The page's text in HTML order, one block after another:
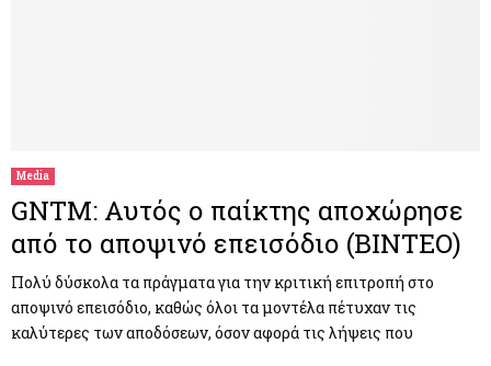
Media
GNTM: Αυτός ο παίκτης αποχώρησε
από το αποψινό επεισόδιο (ΒΙΝΤΕΟ)
Πολύ δύσκολα τα πράγματα για την κριτική επιτροπή στο
αποψινό επεισόδιο, καθώς όλοι τα μοντέλα πέτυχαν τις
καλύτερες των αποδόσεων, όσον αφορά τις λήψεις που